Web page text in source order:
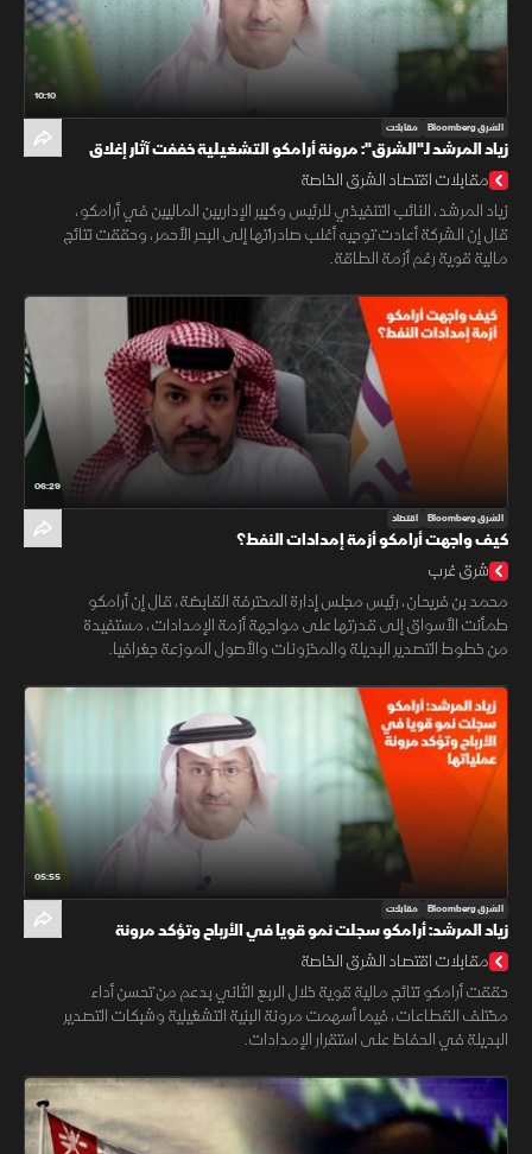
10:10
الشرق Bloomberg مقابلات
زياد المرشد لـ"الشرق": مرونة أرامكو التشغيلية خففت آثار إغلاق
هرمزمقابلات اقتصاد الشرق الخاصة
زياد المرشد، النائب التنفيذي للرئيس وكبير الإداريين الماليين في أرامكو،
قال إن الشركة أعادت توجيه أغلب صادراتها إلى البحر الأحمر، وحققت نتائج
مالية قوية رغم أزمة الطاقة.
06:29
الشرق Bloomberg اقتصاد
كيف واجهت أرامكو أزمة إمدادات النفط؟
شرق غرب
محمد بن فريحان، رئيس مجلس إدارة المحترفة القابضة، قال إن أرامكو
طمأنت الأسواق إلى قدرتها على مواجهة أزمة الإمدادات، مستفيدة
من خطوط التصدير البديلة والمخزونات والأصول الموزعة جغرافيا.
05:55
الشرق Bloomberg مقابلات
زياد المرشد: أرامكو سجلت نمو قويا في الأرباح وتؤكد مرونة
عملياتها
مقابلات اقتصاد الشرق الخاصة
حققت أرامكو نتائج مالية قوية خلال الربع الثاني بدعم من تحسن أداء
مختلف القطاعات، فيما أسهمت مرونة البنية التشغيلية وشبكات التصدير
البديلة في الحفاظ على استقرار الإمدادات.